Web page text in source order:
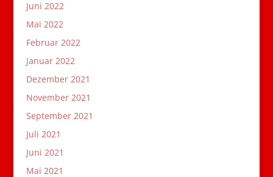
Juni 2022
Mai 2022
Februar 2022
Januar 2022
Dezember 2021
November 2021
September 2021
Juli 2021
Juni 2021
Mai 2021